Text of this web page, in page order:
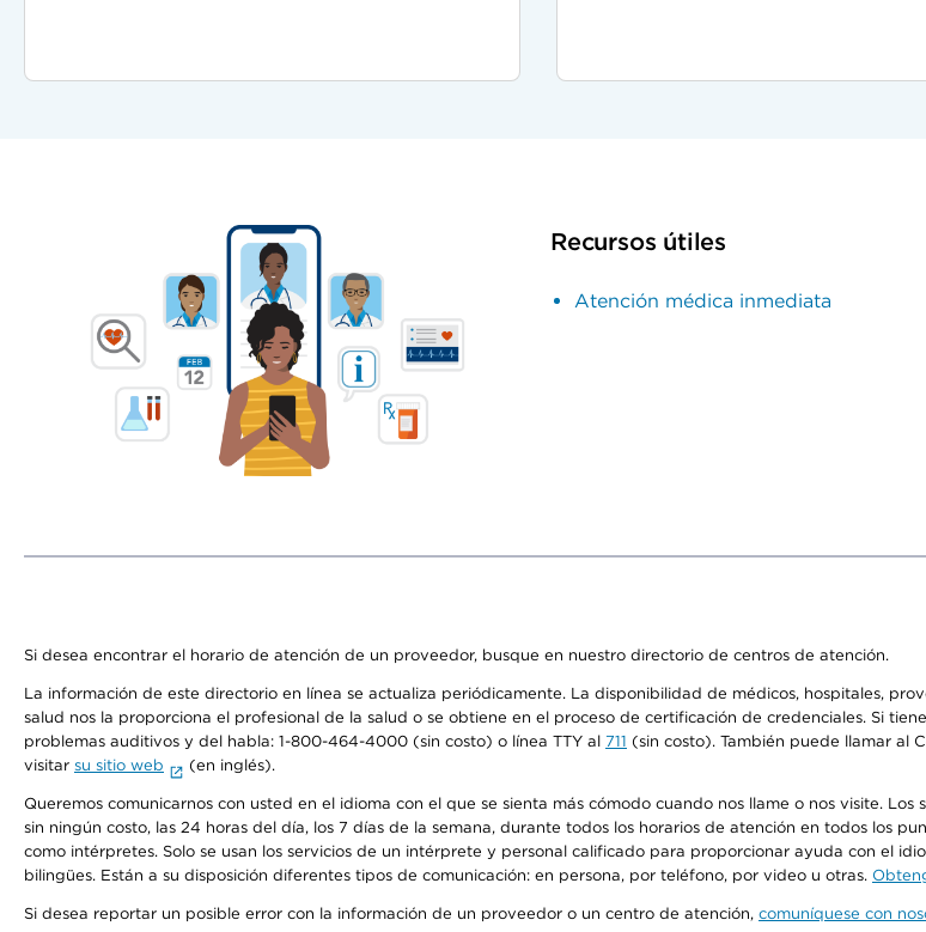
Recursos útiles
Atención médica inmediata
Si desea encontrar el horario de atención de un proveedor, busque en nuestro directorio de centros de atención.
La información de este directorio en línea se actualiza periódicamente. La disponibilidad de médicos, hospitales,
salud nos la proporciona el profesional de la salud o se obtiene en el proceso de certificación de credenciales. Si
problemas auditivos y del habla: 1-800-464-4000 (sin costo) o línea TTY al 711 (sin costo). También puede llamar al
visitar su sitio web (en inglés).
Queremos comunicarnos con usted en el idioma con el que se sienta más cómodo cuando nos llame o nos visite.
sin ningún costo, las 24 horas del día, los 7 días de la semana, durante todos los horarios de atención en todos los
como intérpretes. Solo se usan los servicios de un intérprete y personal calificado para proporcionar ayuda con el
bilingües. Están a su disposición diferentes tipos de comunicación: en persona, por teléfono, por video u otras.
Si desea reportar un posible error con la información de un proveedor o un centro de atención, comuníquese con